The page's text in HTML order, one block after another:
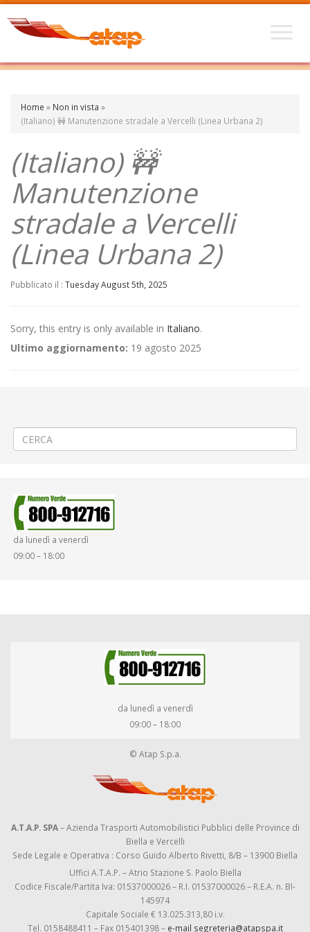
Home » Non in vista »
(Italiano) 🚧 Manutenzione stradale a Vercelli (Linea Urbana 2)
(Italiano) 🚧
Manutenzione
stradale a Vercelli
(Linea Urbana 2)
Pubblicato il : Tuesday August 5th, 2025
Sorry, this entry is only available in Italiano.
Ultimo aggiornamento: 19 agosto 2025
da lunedì a venerdì
09:00 – 18:00
da lunedì a venerdì
09:00 – 18:00
© Atap S.p.a.
A.T.A.P. SPA– Azienda Trasporti Automobilistici Pubblici delle Province di
Biella e Vercelli
Sede Legale e Operativa : Corso Guido Alberto Rivetti, 8/B – 13900 Biella
Uffici A.T.A.P. – Atrio Stazione S. Paolo Biella
Codice Fiscale/Partita Iva: 01537000026 – R.I. 01537000026 – R.E.A. n. BI-
145974
Capitale Sociale € 13.025.313,80 i.v.
Tel. 0158488411 – Fax 015401398 – e-mail segreteria@atapspa.it